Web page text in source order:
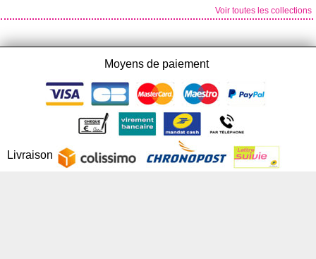
MARIE JO
Voir toutes les collections
Moyens de paiement
Livraison